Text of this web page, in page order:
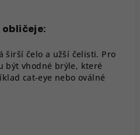
širší čelo a užší čelisti. Pro
být vhodné brýle, které
cat-eye nebo oválné